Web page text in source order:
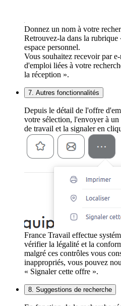
Donnez un nom à votre
Retrouvez-la dans la
espace personnel.
Vous souhaitez recevoir par
d'emploi liées à votre
la réception ».
7. Autres fonctionnalités
Depuis le détail de l'offre
votre sélection, l'envoyer à
de travail et la signaler en
France Travail effectue
vérifier la légalité et la
malgré ces contrôles vous
inappropriés, vous pouvez
« Signaler cette offre ».
8. Suggestions de recherche